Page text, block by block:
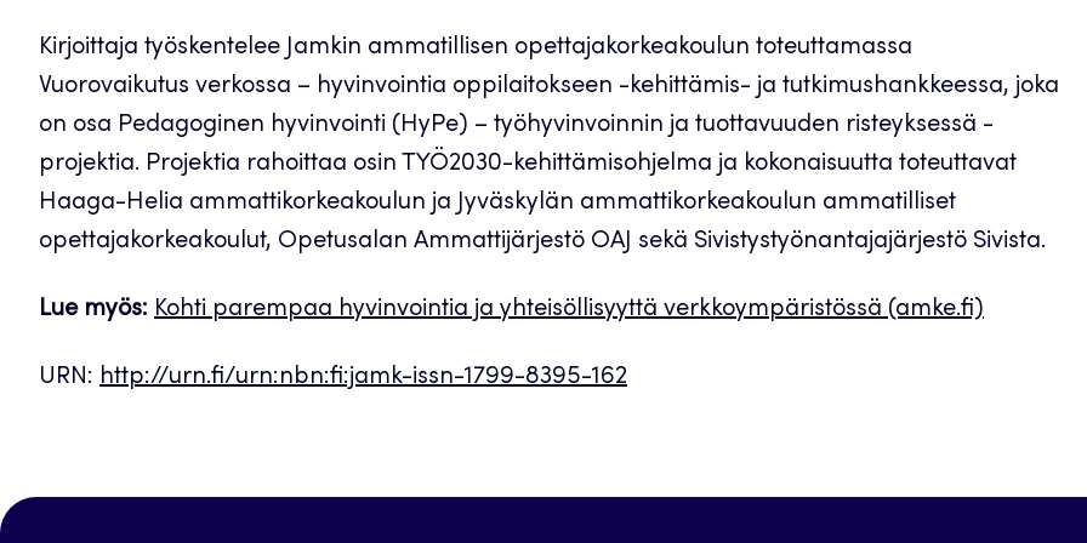
Kirjoittaja työskentelee Jamkin ammatillisen opettajakorkeakoulun toteuttamassa
Vuorovaikutus verkossa – hyvinvointia oppilaitokseen -kehittämis- ja tutkimushankkeessa, joka
on osa Pedagoginen hyvinvointi (HyPe) – työhyvinvoinnin ja tuottavuuden risteyksessä -
projektia. Projektia rahoittaa osin TYÖ2030-kehittämisohjelma ja kokonaisuutta toteuttavat
Haaga-Helia ammattikorkeakoulun ja Jyväskylän ammattikorkeakoulun ammatilliset
opettajakorkeakoulut, Opetusalan Ammattijärjestö OAJ sekä Sivistystyönantajajärjestö Sivista.
Lue myös: Kohti parempaa hyvinvointia ja yhteisöllisyyttä verkkoympäristössä (amke.fi)
URN: http://urn.fi/urn:nbn:fi:jamk-issn-1799-8395-162